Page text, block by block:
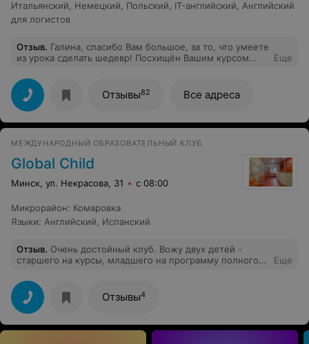
Итальянский, Немецкий, Польский, IT-английский, Английский
для логистов
Отзыв. Галина, спасибо Вам большое, за то, что умеете
из урока сделать шедевр! Посхищён Вашим курсом
Еще
Отзывы82 Все адреса
МЕЖДУНАРОДНЫЙ ОБРАЗОВАТЕЛЬНЫЙ КЛУБ
Global Child
Минск, ул. Некрасова, 31 с 08:00
Микрорайон: Комаровка
Языки: Английский, Испанский
Отзыв. Очень достойный клуб. Вожу двух детей -
старшего на курсы, младшего на программу полного
язык хорошо подтянули, развитие всестороннее - и
творчеством занимаются, каждый день какие-то
поделки, и активные занятия есть, в общем очень
разнообразно занятия проходят. Атмосфера приятная,
детки дружат, педагоги прекрасные, за это просто
отдельное спасибо клубу, умеют подбирать
Еще
Отзывы4